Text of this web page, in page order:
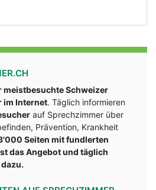
meistbesuchte Schweizer
im Internet. Täglich informieren
auf Sprechzimmer über
Prävention, Krankheit
Seiten mit fundlerten
das Angebot und täglich